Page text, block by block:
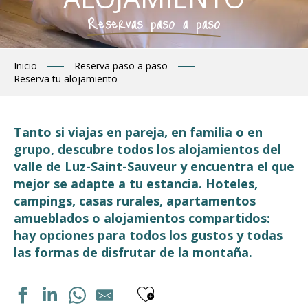
Reservas paso a paso
Inicio
Reserva paso a paso
Reserva tu alojamiento
Tanto si viajas en pareja, en familia o en
grupo, descubre todos los alojamientos del
valle de Luz-Saint-Sauveur y encuentra el que
mejor se adapte a tu estancia. Hoteles,
campings, casas rurales, apartamentos
amueblados o alojamientos compartidos:
hay opciones para todos los gustos y todas
las formas de disfrutar de la montaña.
Ajouter aux